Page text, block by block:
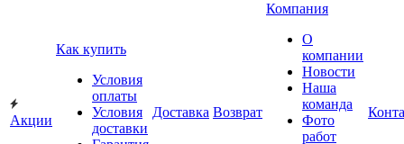
Акции
Как купить
Условия
оплаты
Условия
доставки
Доставка Возврат
Компания
О
компании
Новости
Наша
команда
Фото
работ